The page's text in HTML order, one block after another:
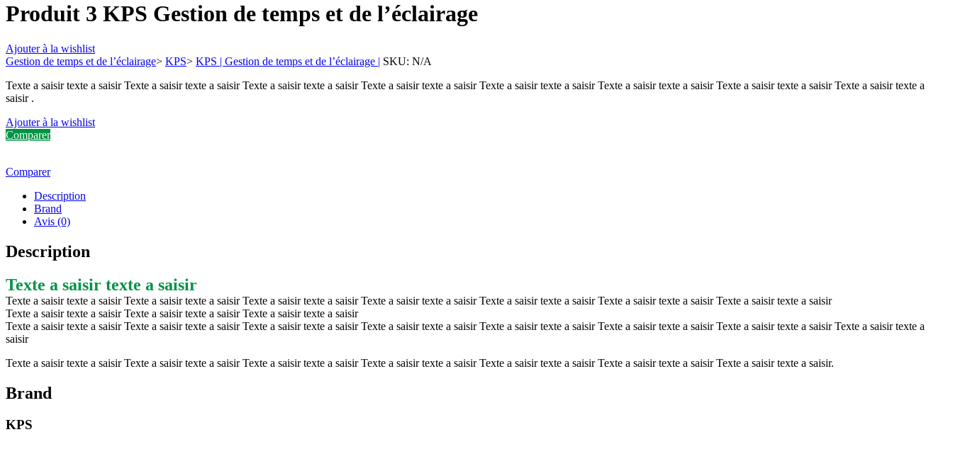
Produit 3 KPS Gestion de temps et de l’éclairage
Ajouter à la wishlist
Gestion de temps et de l’éclairage> KPS> KPS | Gestion de temps et de l’éclairage | SKU: N/A
Texte a saisir texte a saisir Texte a saisir texte a saisir Texte a saisir texte a saisir Texte a saisir texte a saisir Texte a saisir texte a saisir Texte a saisir texte a saisir Texte a saisir texte a saisir Texte a saisir texte a
saisir .
Ajouter à la wishlist
Comparer
Comparer
Description
Brand
Avis (0)
Description
Texte a saisir texte a saisir
Texte a saisir texte a saisir Texte a saisir texte a saisir Texte a saisir texte a saisir Texte a saisir texte a saisir Texte a saisir texte a saisir Texte a saisir texte a saisir Texte a saisir texte a saisir
Texte a saisir texte a saisir Texte a saisir texte a saisir Texte a saisir texte a saisir
Texte a saisir texte a saisir Texte a saisir texte a saisir Texte a saisir texte a saisir Texte a saisir texte a saisir Texte a saisir texte a saisir Texte a saisir texte a saisir Texte a saisir texte a saisir Texte a saisir texte a
saisir
Texte a saisir texte a saisir Texte a saisir texte a saisir Texte a saisir texte a saisir Texte a saisir texte a saisir Texte a saisir texte a saisir Texte a saisir texte a saisir Texte a saisir texte a saisir.
Brand
KPS